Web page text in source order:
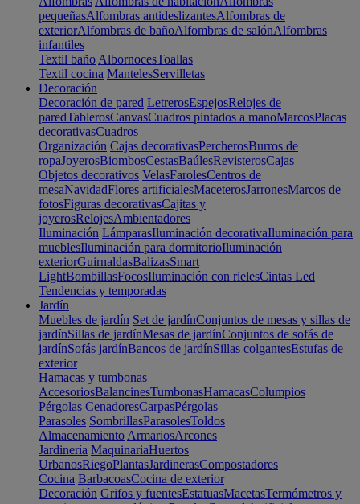
pequeñasAlfombras antideslizantesAlfombras de
exteriorAlfombras de bañoAlfombras de salónAlfombras
infantiles
Textil baño AlbornocesToallas
Textil cocina MantelesServilletas
Decoración
Decoración de pared LetrerosEspejosRelojes de
paredTablerosCanvasCuadros pintados a manoMarcosPlacas
decorativasCuadros
Organización Cajas decorativasPercherosBurros de
ropaJoyerosBiombosCestasBaúlesRevisterosCajas
Objetos decorativos VelasFarolesCentros de
mesaNavidadFlores artificialesMaceterosJarronesMarcos de
fotosFiguras decorativasCajitas y
joyerosRelojesAmbientadores
Iluminación LámparasIluminación decorativaIluminación para
mueblesIluminación para dormitorioIluminación
exteriorGuirnaldasBalizasSmart
LightBombillasFocosIluminación con rielesCintas Led
Tendencias y temporadas
Jardín
Muebles de jardín Set de jardínConjuntos de mesas y sillas de
jardínSillas de jardínMesas de jardínConjuntos de sofás de
jardínSofás jardínBancos de jardínSillas colgantesEstufas de
exterior
Hamacas y tumbonas
AccesoriosBalancinesTumbonasHamacasColumpios
Pérgolas CenadoresCarpasPérgolas
Parasoles SombrillasParasolesToldos
Almacenamiento ArmariosArcones
Jardinería MaquinariaHuertos
UrbanosRiegoPlantasJardinerasCompostadores
Cocina BarbacoasCocina de exterior
Decoración Grifos y fuentesEstatuasMacetasTermómetros y